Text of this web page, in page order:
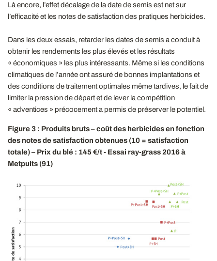
Là encore, l’effet décalage de la date de semis est net sur
l’efficacité et les notes de satisfaction des pratiques herbicides.
Dans les deux essais, retarder les dates de semis a conduit à
obtenir les rendements les plus élevés et les résultats
« économiques » les plus intéressants. Même si les conditions
climatiques de l’année ont assuré de bonnes implantations et
des conditions de traitement optimales même tardives, le fait de
limiter la pression de départ et de lever la compétition
« adventices » précocement a permis de préserver le potentiel.
Figure 3 : Produits bruts – coût des herbicides en fonction
des notes de satisfaction obtenues (10 = satisfaction
totale) – Prix du blé : 145 €/t - Essai ray-grass 2016 à
Metpuits (91)